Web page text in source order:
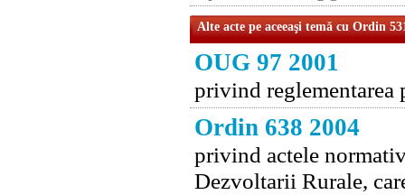
Alte acte pe aceeaşi temă cu Ordin
OUG 97 2001
privind
Ordin 638 2004
privind actele
Dezvoltarii Rurale,